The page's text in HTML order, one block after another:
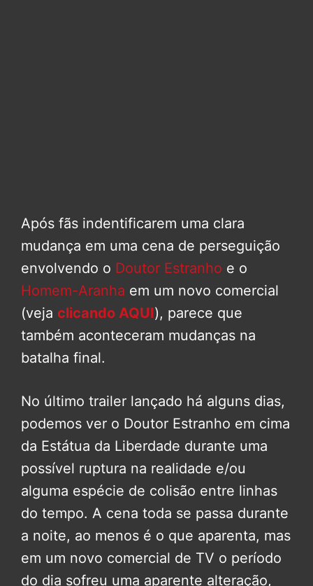
Após fãs indentificarem uma clara
mudança em uma cena de perseguição
envolvendo o Doutor Estranho e o
Homem-Aranha em um novo comercial
(veja clicando AQUI), parece que
também aconteceram mudanças na
batalha final.
No último trailer lançado há alguns dias,
podemos ver o Doutor Estranho em cima
da Estátua da Liberdade durante uma
possível ruptura na realidade e/ou
alguma espécie de colisão entre linhas
do tempo. A cena toda se passa durante
a noite, ao menos é o que aparenta, mas
em um novo comercial de TV o período
do dia sofreu uma aparente alteração,